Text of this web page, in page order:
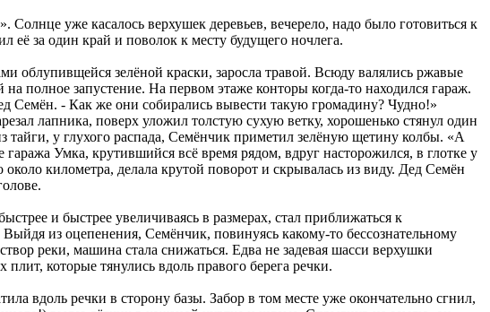
уже касалось верхушек деревьев, вечерело, надо было готовиться к
её за один край и поволок к месту будущего ночлега.
облупивщейся зелёной краски, заросла травой. Всюду валялись ржавые
полное запустение. На первом этаже конторы когда-то находился гараж.
Семён. - Как же они собирались вывести такую громадину? Чудно!»
лапника, поверх уложил толстую сухую ветку, хорошенько стянул один
у глухого распада, Семёнчик приметил зелёную щетину колбы. «А
Умка, крутившийся всё время рядом, вдруг насторожился, в глотке у
около километра, делала крутой поворот и скрывалась из виду. Дед Семён
и быстрее увеличиваясь в размерах, стал приближаться к
из оцепенения, Семёнчик, повинуясь какому-то бессознательному
реки, машина стала снижаться. Едва не задевая шасси верхушки
которые тянулись вдоль правого берега речки.
вдоль речки в сторону базы. Забор в том месте уже окончательно сгнил,